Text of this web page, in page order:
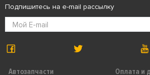
Автозапчасти Оплата и
Подпишитесь на e-mail рассылку